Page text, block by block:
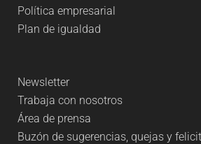
Política empresarial
Plan de igualdad
Newsletter
Trabaja con nosotros
Área de prensa
Buzón de sugerencias, quejas y